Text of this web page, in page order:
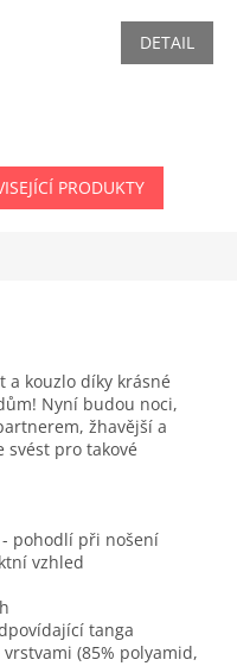
DETAIL
PRODUKTY
a kouzlo díky krásné
Nyní budou noci,
žhavější a
svést pro takové
pohodlí při nošení
vzhled
tanga
(85% polyamid,